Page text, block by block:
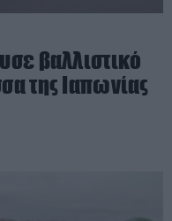
βαλλιστικό
της Ιαπωνίας